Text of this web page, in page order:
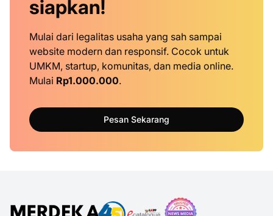
siapkan!
Mulai dari legalitas usaha yang sah sampai
website modern dan responsif. Cocok untuk
UMKM, startup, komunitas, dan media online.
Mulai Rp1.000.000.
Pesan Sekarang